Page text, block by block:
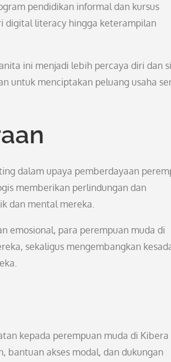
pendidikan informal dan kursus
digital literacy hingga keterampilan
ini menjadi lebih percaya diri dan
untuk menciptakan peluang usaha
dalam upaya pemberdayaan
memberikan perlindungan dan
dan mental mereka.
emosional, para perempuan muda di
sekaligus mengembangkan
kepada perempuan muda di Kibera
bantuan akses modal, dan dukungan